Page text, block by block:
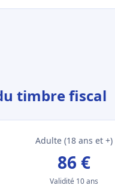
timbre fiscal
Adulte (18 ans et +)
86 €
Validité 10 ans